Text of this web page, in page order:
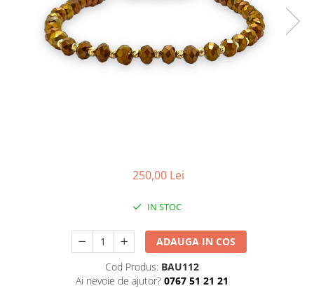
CEASURI DAMA
250,00 Lei
IN STOC
ADAUGA IN COS
Cod Produs: BAU112
Ai nevoie de ajutor? 0767 51 21 21